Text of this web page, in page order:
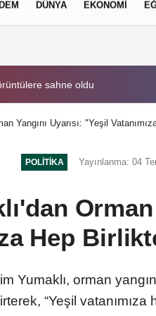
DÜNYA EKONOMI
Gazete'de yayımlandı
Yangını Uyarısı: "Yeşil
POLITIKA Yayınlanma: 04
Orman
Hep
Yumaklı, orman
“Yeşil